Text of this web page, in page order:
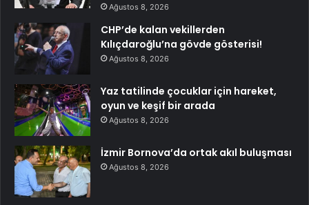
Ağustos 8, 2026
CHP’de kalan vekillerden
Kılıçdaroğlu’na gövde gösterisi!
Ağustos 8, 2026
Yaz tatilinde çocuklar için hareket,
oyun ve keşif bir arada
Ağustos 8, 2026
İzmir Bornova’da ortak akıl buluşması
Ağustos 8, 2026